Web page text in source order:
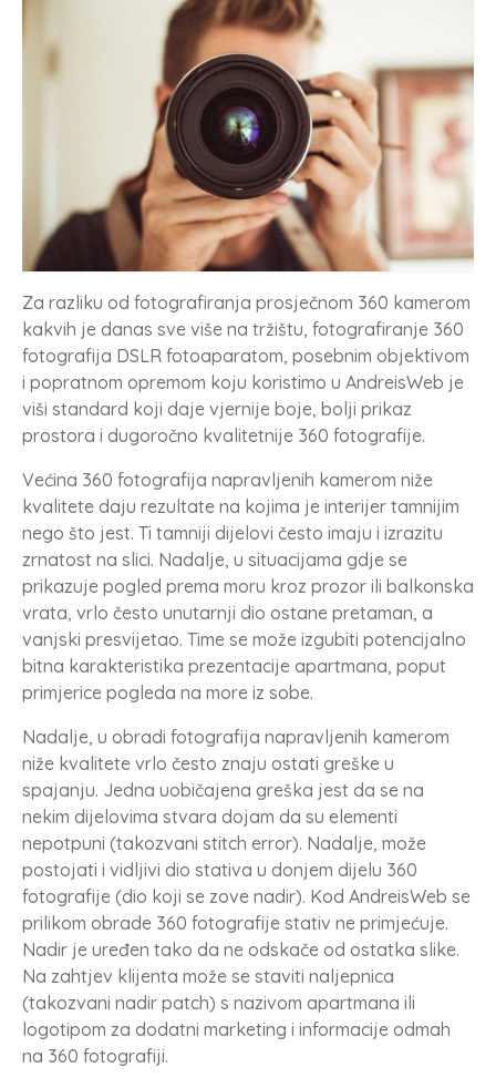
Za razliku od fotografiranja prosječnom 360 kamerom
kakvih je danas sve više na tržištu, fotografiranje 360
fotografija DSLR fotoaparatom, posebnim objektivom
i popratnom opremom koju koristimo u AndreisWeb je
viši standard koji daje vjernije boje, bolji prikaz
prostora i dugoročno kvalitetnije 360 fotografije.
Većina 360 fotografija napravljenih kamerom niže
kvalitete daju rezultate na kojima je interijer tamnijim
nego što jest. Ti tamniji dijelovi često imaju i izrazitu
zrnatost na slici. Nadalje, u situacijama gdje se
prikazuje pogled prema moru kroz prozor ili balkonska
vrata, vrlo često unutarnji dio ostane pretaman, a
vanjski presvijetao. Time se može izgubiti potencijalno
bitna karakteristika prezentacije apartmana, poput
primjerice pogleda na more iz sobe.
Nadalje, u obradi fotografija napravljenih kamerom
niže kvalitete vrlo često znaju ostati greške u
spajanju. Jedna uobičajena greška jest da se na
nekim dijelovima stvara dojam da su elementi
nepotpuni (takozvani stitch error). Nadalje, može
postojati i vidljivi dio stativa u donjem dijelu 360
fotografije (dio koji se zove nadir). Kod AndreisWeb se
prilikom obrade 360 fotografije stativ ne primjećuje.
Nadir je uređen tako da ne odskače od ostatka slike.
Na zahtjev klijenta može se staviti naljepnica
(takozvani nadir patch) s nazivom apartmana ili
logotipom za dodatni marketing i informacije odmah
na 360 fotografiji.